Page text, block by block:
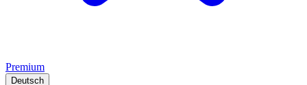
Premium
Deutsch